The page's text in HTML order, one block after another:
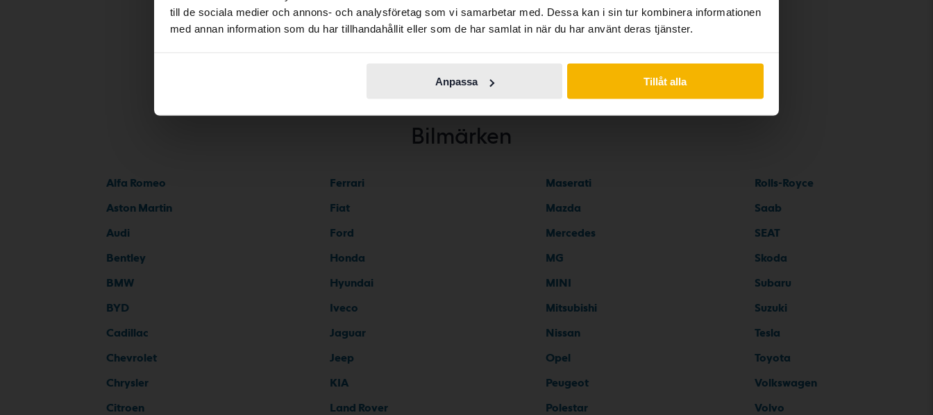
till de sociala medier och annons- och analysföretag som vi samarbetar med. Dessa kan i sin tur kombinera informationen
med annan information som du har tillhandahållit eller som de har samlat in när du har använt deras tjänster.
Anpassa Tillåt alla
Bilmärken
Alfa Romeo
Aston Martin
Audi
Bentley
BMW
BYD
Cadillac
Chevrolet
Chrysler
Citroen
Ferrari
Fiat
Ford
Honda
Hyundai
Iveco
Jaguar
Jeep
KIA
Land Rover
Maserati
Mazda
Mercedes
MG
MINI
Mitsubishi
Nissan
Opel
Peugeot
Polestar
Rolls-Royce
Saab
SEAT
Skoda
Subaru
Suzuki
Tesla
Toyota
Volkswagen
Volvo
Continue in